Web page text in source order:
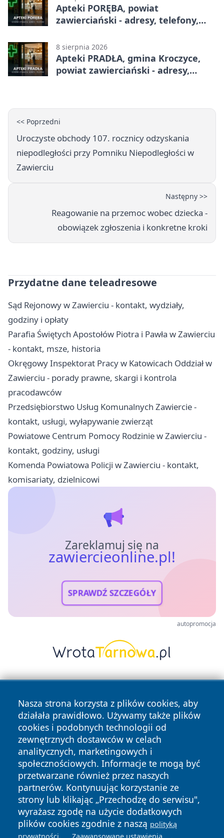
Apteki PORĘBA, powiat
zawierciański - adresy, telefony,
8 sierpnia 2026
Apteki PRADŁA, gmina Kroczyce,
powiat zawierciański - adresy,
<< Poprzedni
Uroczyste obchody 107. rocznicy odzyskania
niepodległości przy Pomniku Niepodległości w
Zawierciu
Następny >>
Reagowanie na przemoc wobec dziecka -
obowiązek zgłoszenia i konkretne kroki
Przydatne dane teleadresowe
Sąd Rejonowy w Zawierciu - kontakt, wydziały,
godziny i opłaty
Parafia Świętych Apostołów Piotra i Pawła w Zawierciu
- kontakt, msze, historia
Okręgowy Inspektorat Pracy w Katowicach Oddział w
Zawierciu - porady prawne, skargi i kontrola
pracodawców
Przedsiębiorstwo Usług Komunalnych Zawiercie -
kontakt, usługi, wyłapywanie zwierząt
Powiatowe Centrum Pomocy Rodzinie w Zawierciu -
kontakt, godziny, usługi
Komenda Powiatowa Policji w Zawierciu - kontakt,
komisariaty, dzielnicowi
Zareklamuj się na
zawiercieonline.pl!
SPRAWDŹ SZCZEGÓŁY
autopromocja
Nasza strona korzysta z plików cookies, aby
działała prawidłowo. Używamy także plików
cookies i podobnych technologii od
zewnętrznych dostawców w celach
analitycznych, marketingowych i
społecznościowych. Informacje te mogą być
przetwarzane również przez naszych
partnerów. Kontynuując korzystanie ze
strony lub klikając „Przechodzę do serwisu",
wyrażasz zgodę na użycie dodatkowych
plików cookies zgodnie z naszą polityką
Copyright © 2026 zawiercieonline.pl Wszystkie prawa
zastrzeżone.
News Autorzy
Polityka
Prywatności
Polityka
Cookies